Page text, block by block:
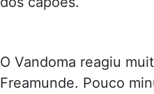
O Vandoma reagiu
Freamunde. Pouco